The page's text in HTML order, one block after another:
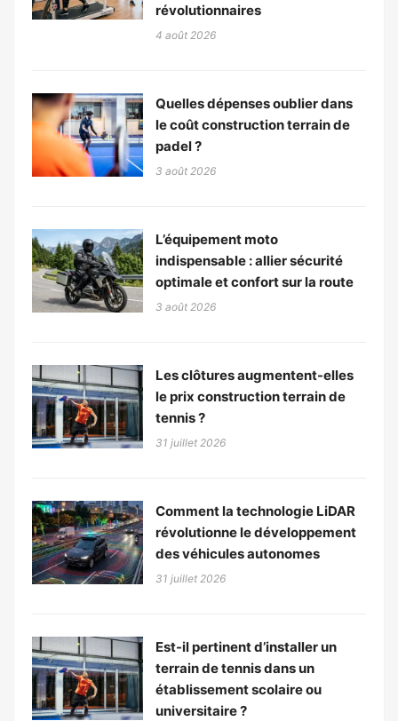
révolutionnaires
4 août 2026
Quelles dépenses oublier dans
le coût construction terrain de
padel ?
3 août 2026
L’équipement moto
indispensable : allier sécurité
optimale et confort sur la route
3 août 2026
Les clôtures augmentent-elles
le prix construction terrain de
tennis ?
31 juillet 2026
Comment la technologie LiDAR
révolutionne le développement
des véhicules autonomes
31 juillet 2026
Est-il pertinent d’installer un
terrain de tennis dans un
établissement scolaire ou
universitaire ?